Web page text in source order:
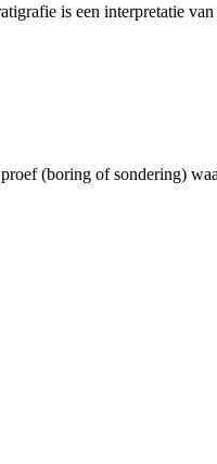
is een interpretatie van
(boring of sondering)